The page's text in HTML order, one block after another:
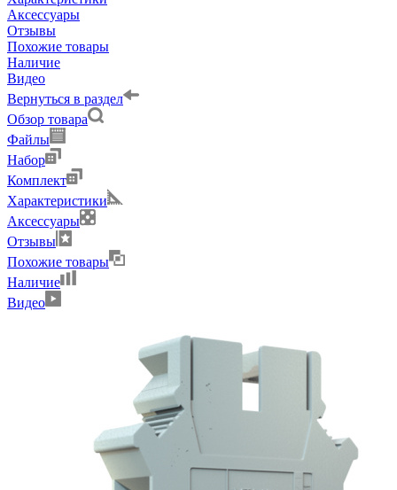
Аксессуары
Отзывы
Похожие товары
Наличие
Видео
Вернуться в раздел
Обзор товара
Файлы
Набор
Комплект
Характеристики
Аксессуары
Отзывы
Похожие товары
Наличие
Видео